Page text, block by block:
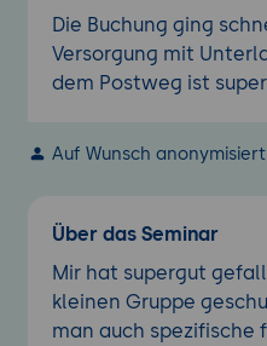
Die Buchung ging
Versorgung mit
dem Postweg ist
Auf Wunsch anonymisiert
Über das Seminar
Mir hat supergut
kleinen Gruppe
man auch spezifische